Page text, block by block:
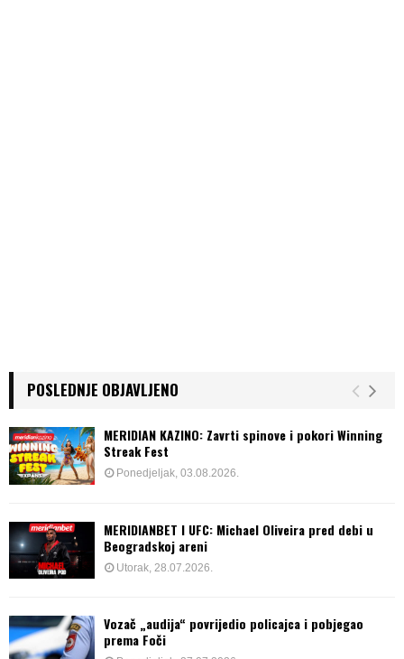
POSLEDNJE OBJAVLJENO
MERIDIAN KAZINO: Zavrti spinove i pokori Winning
Streak Fest
Ponedjeljak, 03.08.2026.
MERIDIANBET I UFC: Michael Oliveira pred debi u
Beogradskoj areni
Utorak, 28.07.2026.
Vozač „audija“ povrijedio policajca i pobjegao
prema Foči